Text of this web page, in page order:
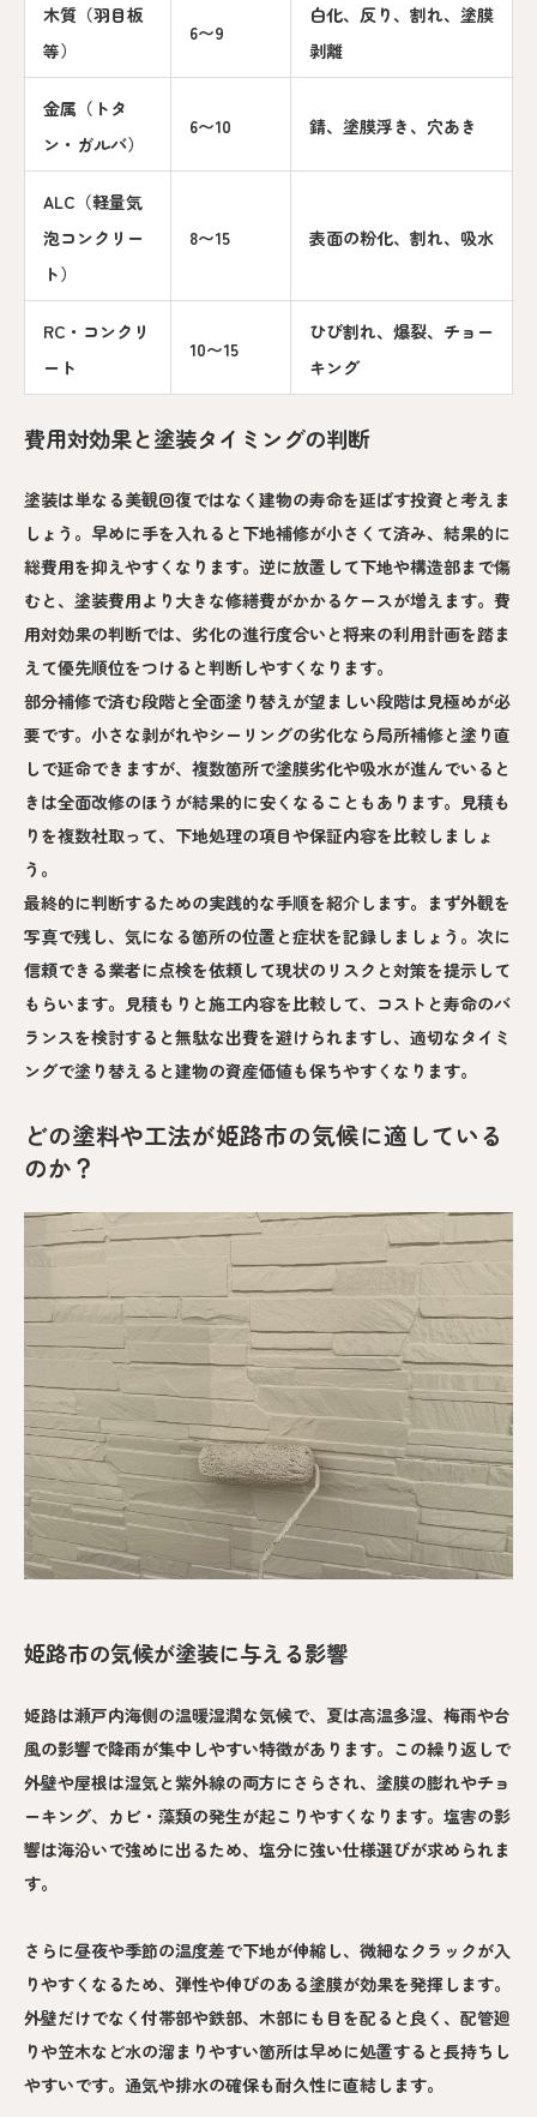
木質（羽目板
等）
6〜9
白化、反り、割れ、塗膜
剥離
金属（トタ
ン・ガルバ）
6〜10 錆、塗膜浮き、穴あき
ALC（軽量気
泡コンクリー
ト）
8〜15 表面の粉化、割れ、吸水
RC・コンクリ
ート
10〜15
ひび割れ、爆裂、チョー
キング
費用対効果と塗装タイミングの判断
塗装は単なる美観回復ではなく建物の寿命を延ばす投資と考えま
しょう。早めに手を入れると下地補修が小さくて済み、結果的に
総費用を抑えやすくなります。逆に放置して下地や構造部まで傷
むと、塗装費用より大きな修繕費がかかるケースが増えます。費
用対効果の判断では、劣化の進行度合いと将来の利用計画を踏ま
えて優先順位をつけると判断しやすくなります。
部分補修で済む段階と全面塗り替えが望ましい段階は見極めが必
要です。小さな剥がれやシーリングの劣化なら局所補修と塗り直
しで延命できますが、複数箇所で塗膜劣化や吸水が進んでいると
きは全面改修のほうが結果的に安くなることもあります。見積も
りを複数社取って、下地処理の項目や保証内容を比較しましょ
う。
最終的に判断するための実践的な手順を紹介します。まず外観を
写真で残し、気になる箇所の位置と症状を記録しましょう。次に
信頼できる業者に点検を依頼して現状のリスクと対策を提示して
もらいます。見積もりと施工内容を比較して、コストと寿命のバ
ランスを検討すると無駄な出費を避けられますし、適切なタイミ
ングで塗り替えると建物の資産価値も保ちやすくなります。
どの塗料や工法が姫路市の気候に適している
のか？
姫路市の気候が塗装に与える影響
姫路は瀬戸内海側の温暖湿潤な気候で、夏は高温多湿、梅雨や台
風の影響で降雨が集中しやすい特徴があります。この繰り返しで
外壁や屋根は湿気と紫外線の両方にさらされ、塗膜の膨れやチョ
ーキング、カビ・藻類の発生が起こりやすくなります。塩害の影
響は海沿いで強めに出るため、塩分に強い仕様選びが求められま
す。
さらに昼夜や季節の温度差で下地が伸縮し、微細なクラックが入
りやすくなるため、弾性や伸びのある塗膜が効果を発揮します。
外壁だけでなく付帯部や鉄部、木部にも目を配ると良く、配管廻
りや笠木など水の溜まりやすい箇所は早めに処置すると長持ちし
やすいです。通気や排水の確保も耐久性に直結します。